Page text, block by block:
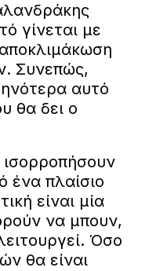
γίνεται με
Συνεπώς,
αυτό
θα δει ο
ένα πλαίσιο
είναι μία
να μπουν,
Όσο
θα είναι